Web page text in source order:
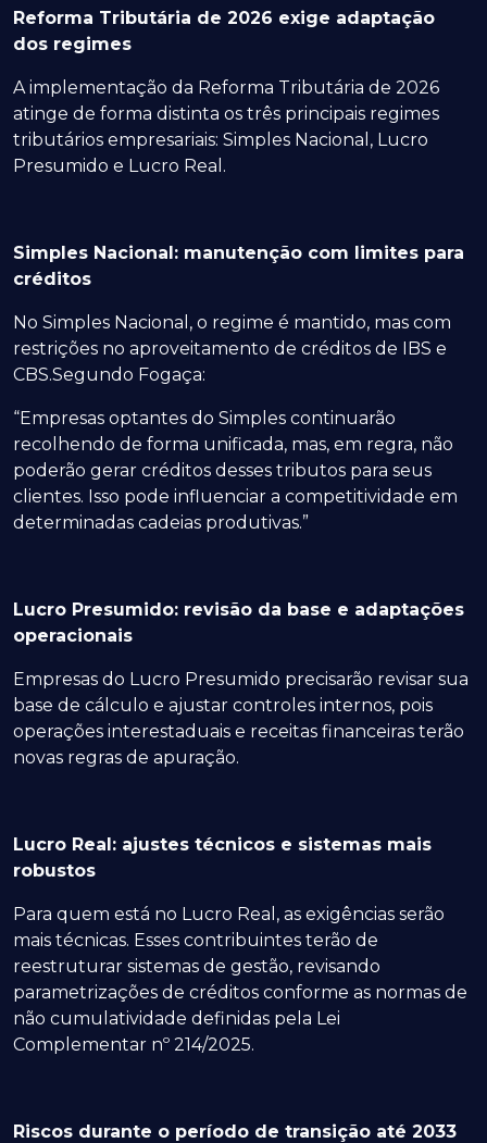
Reforma Tributária de 2026 exige adaptação
dos regimes
A implementação da Reforma Tributária de 2026
atinge de forma distinta os três principais regimes
tributários empresariais: Simples Nacional, Lucro
Presumido e Lucro Real.
Simples Nacional: manutenção com limites para
créditos
No Simples Nacional, o regime é mantido, mas com
restrições no aproveitamento de créditos de IBS e
CBS.Segundo Fogaça:
“Empresas optantes do Simples continuarão
recolhendo de forma unificada, mas, em regra, não
poderão gerar créditos desses tributos para seus
clientes. Isso pode influenciar a competitividade em
determinadas cadeias produtivas.”
Lucro Presumido: revisão da base e adaptações
operacionais
Empresas do Lucro Presumido precisarão revisar sua
base de cálculo e ajustar controles internos, pois
operações interestaduais e receitas financeiras terão
novas regras de apuração.
Lucro Real: ajustes técnicos e sistemas mais
robustos
Para quem está no Lucro Real, as exigências serão
mais técnicas. Esses contribuintes terão de
reestruturar sistemas de gestão, revisando
parametrizações de créditos conforme as normas de
não cumulatividade definidas pela Lei
Complementar nº 214/2025.
Riscos durante o período de transição até 2033